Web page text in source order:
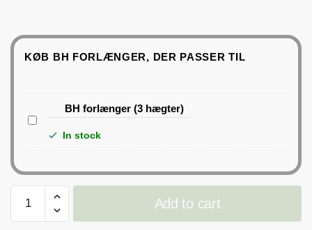
KØB BH FORLÆNGER, DER PASSER TIL
B
o
r
l
æ
BH forlænger (3 hægter)
In stock
Athletic
Add to cart